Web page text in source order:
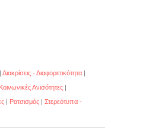
| Διακρίσεις - Διαφορετικότητα |
Κοινωνικές Ανισότητες |
| Ρατσισμός | Στερεότυπα -